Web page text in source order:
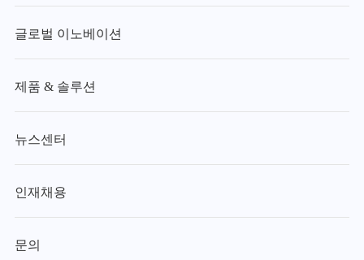
글로벌 이노베이션
제품 & 솔루션
뉴스센터
인재채용
문의